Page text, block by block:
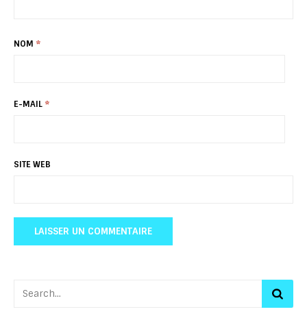
NOM *
E-MAIL *
SITE WEB